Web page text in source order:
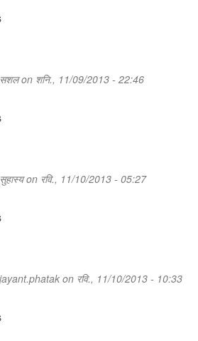
सशलon शनि., 11/09/2013 - 22:46
सुहास्यon रवि., 11/10/2013 - 05:27
jayant.phatak on रवि., 11/10/2013 - 10:33